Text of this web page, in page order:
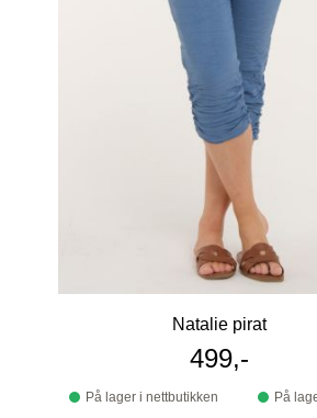
Natalie pirat
499,-
På lager i nettbutikken På